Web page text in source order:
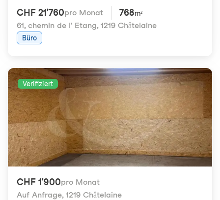
CHF 21'760pro Monat 768m²
61, chemin de l' Etang, 1219 Châtelaine
Büro
Verifiziert
CHF 1'900pro Monat
Auf Anfrage, 1219 Châtelaine